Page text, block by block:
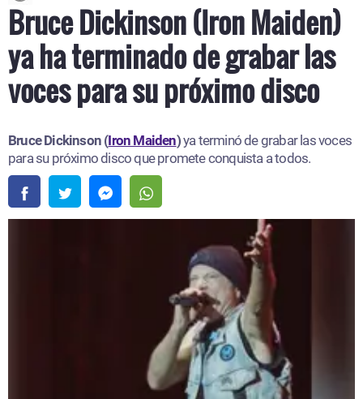
Bruce Dickinson (Iron Maiden)
ya ha terminado de grabar las
voces para su próximo disco
Bruce Dickinson (Iron Maiden)ya terminó de grabar las voces
para su próximo disco que promete conquista a todos.